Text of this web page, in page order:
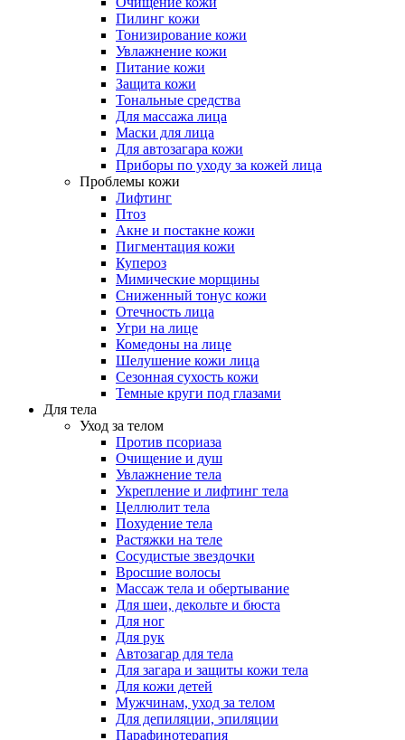
Пилинг кожи
Тонизирование кожи
Увлажнение кожи
Питание кожи
Защита кожи
Тональные средства
Для массажа лица
Маски для лица
Для автозагара кожи
Приборы по уходу за кожей лица
Проблемы кожи
Лифтинг
Птоз
Акне и постакне кожи
Пигментация кожи
Купероз
Мимические морщины
Сниженный тонус кожи
Отечность лица
Угри на лице
Комедоны на лице
Шелушение кожи лица
Сезонная сухость кожи
Темные круги под глазами
Для тела
Уход за телом
Против псориаза
Очищение и душ
Увлажнение тела
Укрепление и лифтинг тела
Целлюлит тела
Похудение тела
Растяжки на теле
Сосудистые звездочки
Вросшие волосы
Массаж тела и обертывание
Для шеи, декольте и бюста
Для ног
Для рук
Автозагар для тела
Для загара и защиты кожи тела
Для кожи детей
Мужчинам, уход за телом
Для депиляции, эпиляции
Парафинотерапия